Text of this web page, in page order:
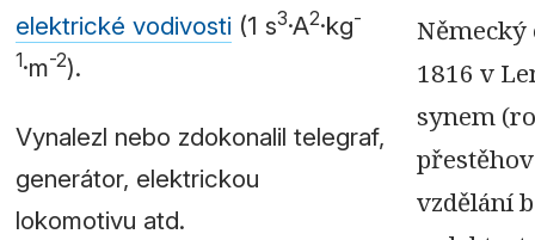
1816 v
synem
vzdělání
elektrické vodivosti (1 s3·A2·kg-
1·m-2).
Vynalezl nebo zdokonalil telegraf,
generátor, elektrickou
lokomotivu atd.